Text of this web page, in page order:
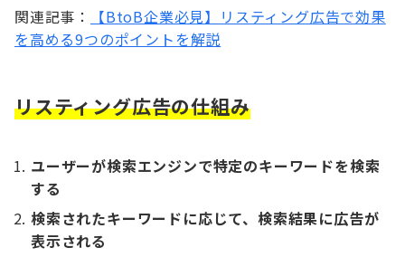
関連記事：
【BtoB企業必見】リスティング広告で効果
を高める9つのポイントを解説
リスティング広告の仕組み
ユーザーが検索エンジンで特定のキーワードを検索
する
検索されたキーワードに応じて、検索結果に広告が
表示される